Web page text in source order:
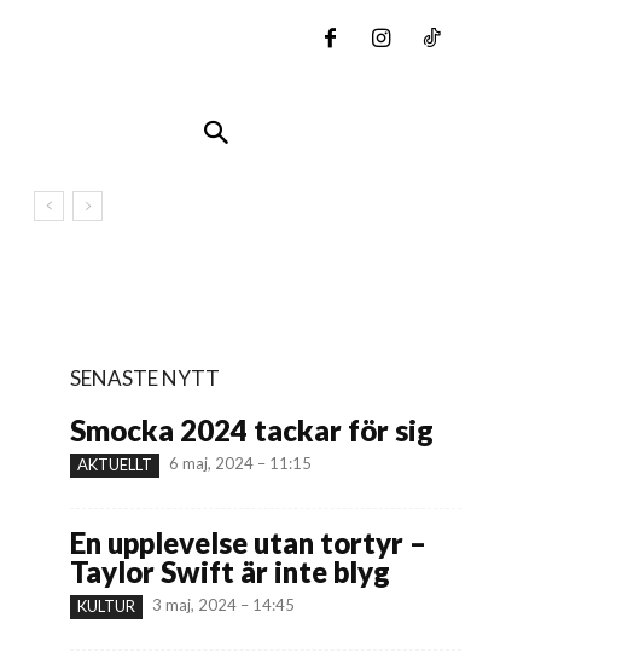
SENASTE NYTT
Smocka 2024 tackar för sig
AKTUELLT 6 maj, 2024 – 11:15
En upplevelse utan tortyr –
Taylor Swift är inte blyg
KULTUR 3 maj, 2024 – 14:45